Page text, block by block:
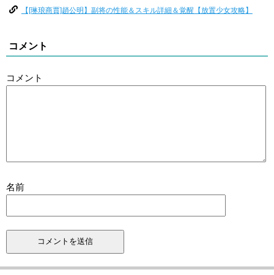
【[琳琅商賈]趙公明】副将の性能＆スキル詳細＆覚醒【放置少女攻略】
コメント
コメント
名前